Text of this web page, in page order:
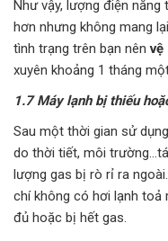
Như vậy, lượng điện
hơn nhưng không mang
tình trạng trên bạn nênvệ
xuyên khoảng 1 tháng
1.7 Máy lạnh bị thiếu
Sau một thời gian sử
do thời tiết, môi
lượng gas bị rò rỉ ra
chí không có hơi lạnh toả
đủ hoặc bị hết gas.